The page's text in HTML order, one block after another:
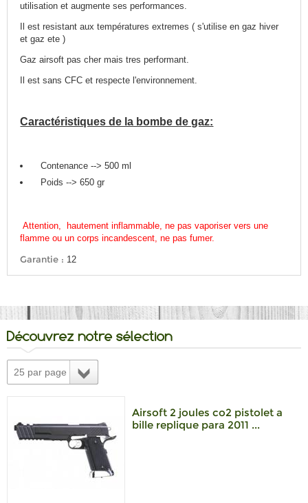
utilisation et augmente ses performances.
Il est resistant aux températures extremes ( s'utilise en gaz hiver
et gaz ete )
Gaz airsoft pas cher mais tres performant.
Il est sans CFC et respecte l'environnement.
Caractéristiques de la bombe de gaz:
Contenance --> 500 ml
Poids --> 650 gr
Attention, hautement inflammable, ne pas vaporiser vers une
flamme ou un corps incandescent, ne pas fumer.
Garantie : 12
Découvrez notre sélection
25 par page
Airsoft 2 joules co2 pistolet a
bille replique para 2011 ...